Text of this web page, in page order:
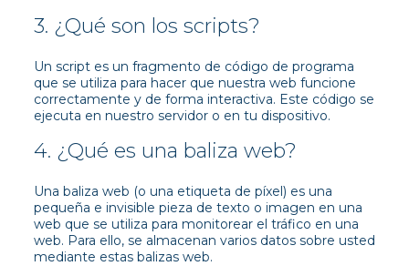
3. ¿Qué son los scripts?
Un script es un fragmento de código de programa
que se utiliza para hacer que nuestra web funcione
correctamente y de forma interactiva. Este código se
ejecuta en nuestro servidor o en tu dispositivo.
4. ¿Qué es una baliza web?
Una baliza web (o una etiqueta de píxel) es una
pequeña e invisible pieza de texto o imagen en una
web que se utiliza para monitorear el tráfico en una
web. Para ello, se almacenan varios datos sobre usted
mediante estas balizas web.